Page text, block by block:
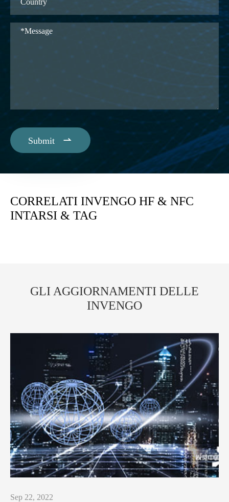
Submit 
CORRELATI INVENGO HF & NFC
INTARSI & TAG
GLI AGGIORNAMENTI DELLE
INVENGO
Sep 22, 2022